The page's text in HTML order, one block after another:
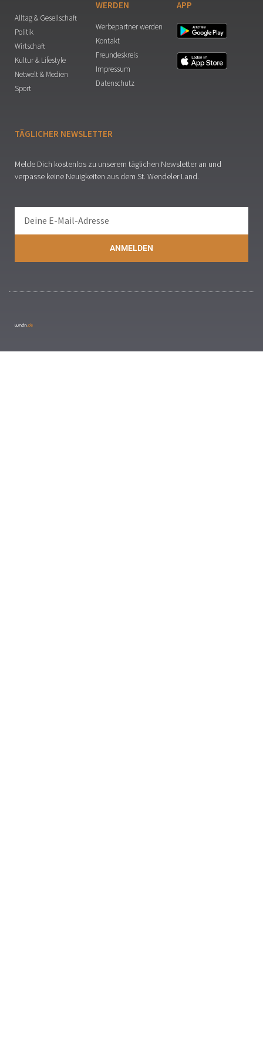
Alltag & Gesellschaft
Politik
Wirtschaft
Kultur & Lifestyle
Netwelt & Medien
Sport
WERDEN
Werbepartner werden
Kontakt
Freundeskreis
Impressum
Datenschutz
APP
TÄGLICHER NEWSLETTER
Melde Dich kostenlos zu unserem täglichen Newsletter an und
verpasse keine Neuigkeiten aus dem St. Wendeler Land.
ANMELDEN